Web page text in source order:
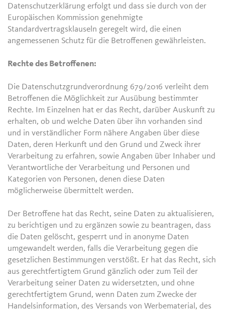
Datenschutzerklärung erfolgt und dass sie durch von der
Europäischen Kommission genehmigte
Standardvertragsklauseln geregelt wird, die einen
angemessenen Schutz für die Betroffenen gewährleisten.
Rechte des Betroffenen:
Die Datenschutzgrundverordnung 679/2016 verleiht dem
Betroffenen die Möglichkeit zur Ausübung bestimmter
Rechte. Im Einzelnen hat er das Recht, darüber Auskunft zu
erhalten, ob und welche Daten über ihn vorhanden sind
und in verständlicher Form nähere Angaben über diese
Daten, deren Herkunft und den Grund und Zweck ihrer
Verarbeitung zu erfahren, sowie Angaben über Inhaber und
Verantwortliche der Verarbeitung und Personen und
Kategorien von Personen, denen diese Daten
möglicherweise übermittelt werden.
Der Betroffene hat das Recht, seine Daten zu aktualisieren,
zu berichtigen und zu ergänzen sowie zu beantragen, dass
die Daten gelöscht, gesperrt und in anonyme Daten
umgewandelt werden, falls die Verarbeitung gegen die
gesetzlichen Bestimmungen verstößt. Er hat das Recht, sich
aus gerechtfertigtem Grund gänzlich oder zum Teil der
Verarbeitung seiner Daten zu widersetzten, und ohne
gerechtfertigtem Grund, wenn Daten zum Zwecke der
Handelsinformation, des Versands von Werbematerial, des